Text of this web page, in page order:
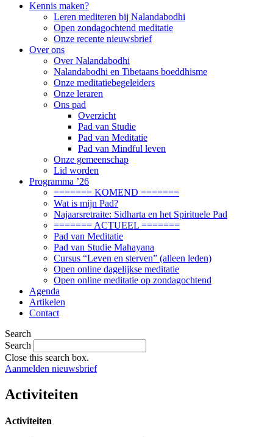
Kennis maken?
Leren mediteren bij Nalandabodhi
Open zondagochtend meditatie
Onze recente nieuwsbrief
Over ons
Over Nalandabodhi
Nalandabodhi en Tibetaans boeddhisme
Onze meditatiebegeleiders
Onze leraren
Ons pad
Overzicht
Pad van Studie
Pad van Meditatie
Pad van Mindful leven
Onze gemeenschap
Lid worden
Programma ’26
======= KOMEND =======
Wat is mijn Pad?
Najaarsretraite: Sidharta en het Spirituele Pad
======= ACTUEEL =======
Pad van Meditatie
Pad van Studie Mahayana
Cursus “Leven en sterven” (alleen leden)
Open online dagelijkse meditatie
Open online meditatie op zondagochtend
Agenda
Artikelen
Contact
Search
Search
Close this search box.
Aanmelden nieuwsbrief
Activiteiten
Activiteiten